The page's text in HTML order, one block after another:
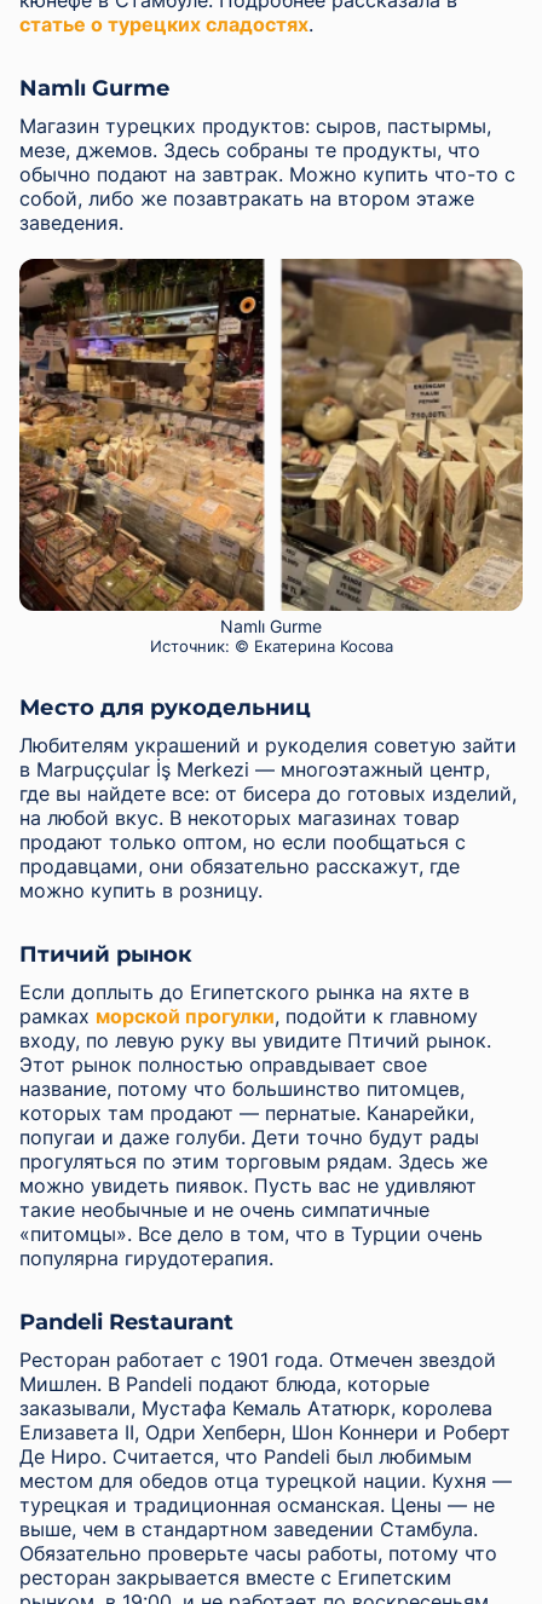
статье о турецких сладостях.
Namlı Gurme
Магазин турецких продуктов: сыров, пастырмы,
мезе, джемов. Здесь собраны те продукты, что
обычно подают на завтрак. Можно купить что-то с
собой, либо же позавтракать на втором этаже
заведения.
Namlı Gurme
Источник: © Екатерина Косова
Место для рукодельниц
Любителям украшений и рукоделия советую зайти
в Marpuççular İş Merkezi — многоэтажный центр,
где вы найдете все: от бисера до готовых изделий,
на любой вкус. В некоторых магазинах товар
продают только оптом, но если пообщаться с
продавцами, они обязательно расскажут, где
можно купить в розницу.
Птичий рынок
Если доплыть до Египетского рынка на яхте в
рамках морской прогулки, подойти к главному
входу, по левую руку вы увидите Птичий рынок.
Этот рынок полностью оправдывает свое
название, потому что большинство питомцев,
которых там продают — пернатые. Канарейки,
попугаи и даже голуби. Дети точно будут рады
прогуляться по этим торговым рядам. Здесь же
можно увидеть пиявок. Пусть вас не удивляют
такие необычные и не очень симпатичные
«питомцы». Все дело в том, что в Турции очень
популярна гирудотерапия.
Pandeli Restaurant
Ресторан работает с 1901 года. Отмечен звездой
Мишлен. В Pandeli подают блюда, которые
заказывали, Мустафа Кемаль Ататюрк, королева
Елизавета II, Одри Хепберн, Шон Коннери и Роберт
Де Ниро. Считается, что Pandeli был любимым
местом для обедов отца турецкой нации. Кухня —
турецкая и традиционная османская. Цены — не
выше, чем в стандартном заведении Стамбула.
Обязательно проверьте часы работы, потому что
ресторан закрывается вместе с Египетским